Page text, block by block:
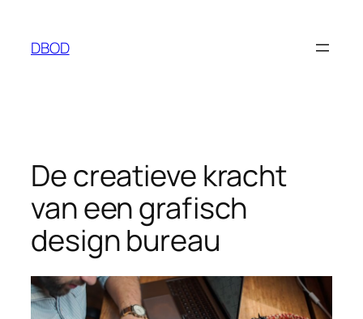
DBOD
De creatieve kracht
van een grafisch
design bureau